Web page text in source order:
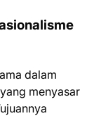
dalam
menyasar